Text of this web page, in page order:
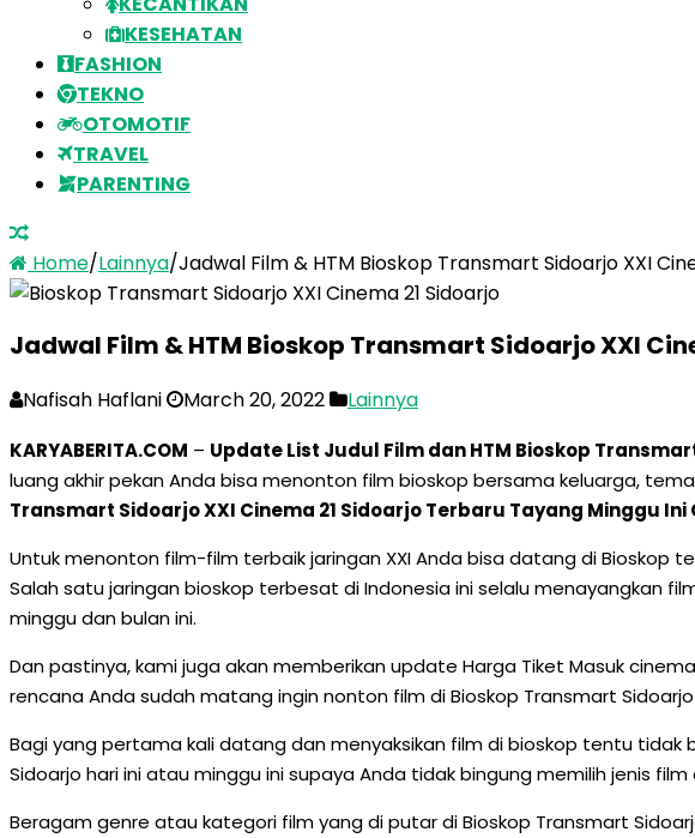
KESEHATAN
FASHION
TEKNO
OTOMOTIF
TRAVEL
PARENTING
Home/Lainnya/Jadwal Film & HTM Bioskop Transmart Sidoarjo XXI
Jadwal Film & HTM Bioskop Transmart Sidoarjo XXI
Nafisah Haflani March 20, 2022 Lainnya
KARYABERITA.COM – Update List Judul Film dan HTM Bioskop
luang akhir pekan Anda bisa menonton film bioskop bersama keluarga,
Transmart Sidoarjo XXI Cinema 21 Sidoarjo Terbaru Tayang Minggu Ini
Untuk menonton film-film terbaik jaringan XXI Anda bisa datang di Bioskop
Salah satu jaringan bioskop terbesat di Indonesia ini selalu menayangkan
minggu dan bulan ini.
Dan pastinya, kami juga akan memberikan update Harga Tiket Masuk cinema
rencana Anda sudah matang ingin nonton film di Bioskop Transmart
Bagi yang pertama kali datang dan menyaksikan film di bioskop tentu tidak
Sidoarjo hari ini atau minggu ini supaya Anda tidak bingung memilih jenis
Beragam genre atau kategori film yang di putar di Bioskop Transmart